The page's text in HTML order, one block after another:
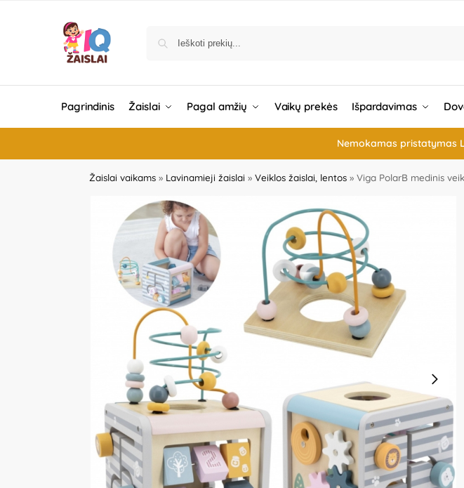
Pagrindinis Žaislai Pagal amžių Vaikų prekės Išpardavimas
Nemokamas pristatymas
Žaislai vaikams » Lavinamieji žaislai »Veiklos žaislai, lentos »Viga PolarB medinis